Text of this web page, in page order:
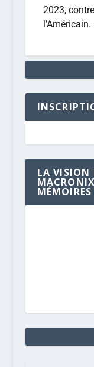
2023,
l’Américain.
LA VISION
MÉMOIRES